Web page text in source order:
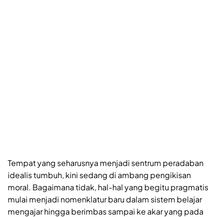
Tempat yang seharusnya menjadi sentrum peradaban
idealis tumbuh, kini sedang di ambang pengikisan
moral. Bagaimana tidak, hal-hal yang begitu pragmatis
mulai menjadi nomenklatur baru dalam sistem belajar
mengajar hingga berimbas sampai ke akar yang pada